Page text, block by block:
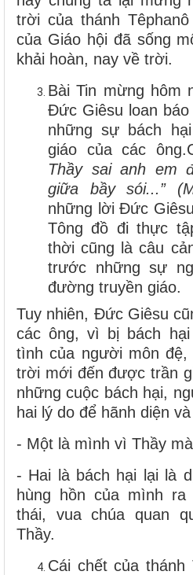
trời của thánh
của Giáo hội đã sống
khải hoàn, nay về trời.
Bài Tin mừng hôm
Đức Giêsu loan
những sự bách
giáo của các
Thầy sai anh em
giữa bầy sói...”
những lời Đức
Tông đồ đi thực
thời cũng là câu
trước những sự
đường truyền giáo.
Tuy nhiên, Đức Giêsu
các ông, vì bị bách
tình của người môn
trời mới đến được trần
những cuộc bách hại,
hai lý do để hãnh diện
- Một là mình vì Thầy
- Hai là bách hại lại là
hùng hồn của mình
thái, vua chúa quan
Thầy.
Cái chết của thánh